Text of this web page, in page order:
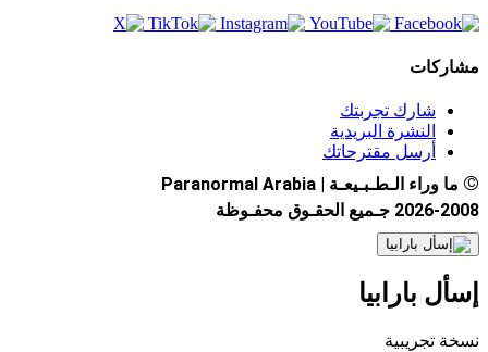
مشاركات
شارك تجربتك
النشرة البريدية
أرسل مقترحاتك
© ما وراء الـطـبـيعـة | Paranormal Arabia
2026-2008 جـميع الحقـوق محفـوظة
إسأل بارابيا
نسخة تجريبية